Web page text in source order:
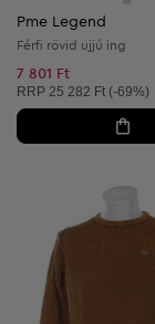
Pme Legend
Férfi rövid ujjú ing
7 801 Ft
Ajánlott ár:
RRP 25 282 Ft (-69%)